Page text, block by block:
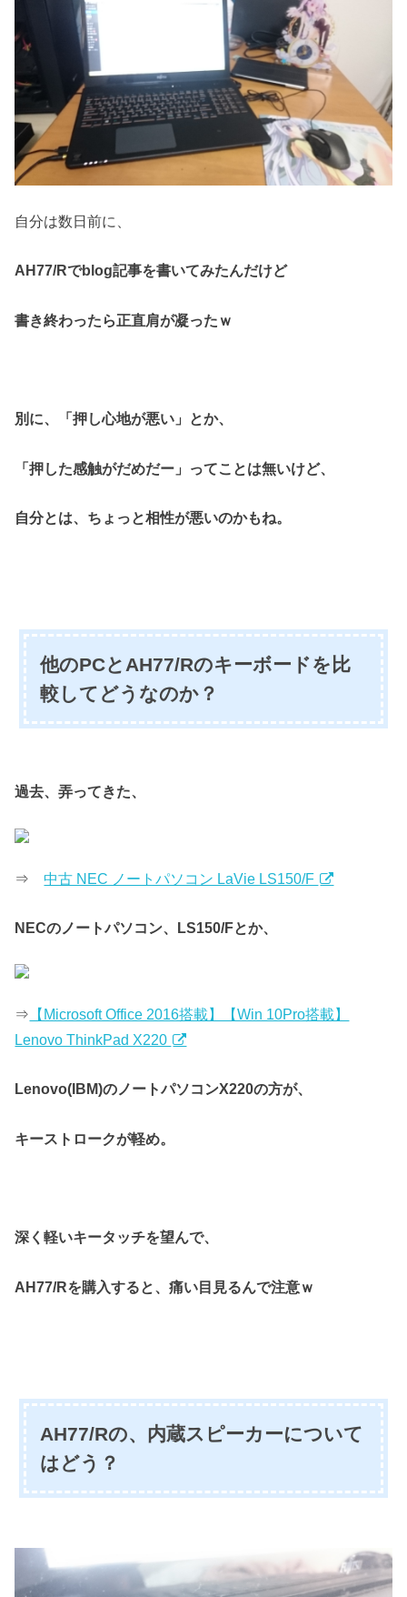
自分は数日前に、
AH77/Rでblog記事を書いてみたんだけど
書き終わったら正直肩が凝ったｗ
別に、「押し心地が悪い」とか、
「押した感触がだめだー」ってことは無いけど、
自分とは、ちょっと相性が悪いのかもね。
他のPCとAH77/Rのキーボードを比
較してどうなのか？
過去、弄ってきた、
⇒中古 NEC ノートパソコン LaVie LS150/F
NECのノートパソコン、LS150/Fとか、
⇒ 【Microsoft Office 2016搭載】【Win 10Pro搭載】
Lenovo ThinkPad X220
Lenovo(IBM)のノートパソコンX220の方が、
キーストロークが軽め。
深く軽いキータッチを望んで、
AH77/Rを購入すると、痛い目見るんで注意ｗ
AH77/Rの、内蔵スピーカーについて
はどう？